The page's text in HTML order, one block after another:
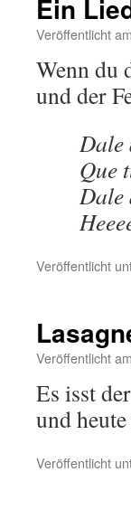
Ein
Veröffentlicht am
Wenn du
und der
Dale
Que
Dale
Veröffentlicht
Veröffentlicht am
Es isst
und
Veröffentlicht